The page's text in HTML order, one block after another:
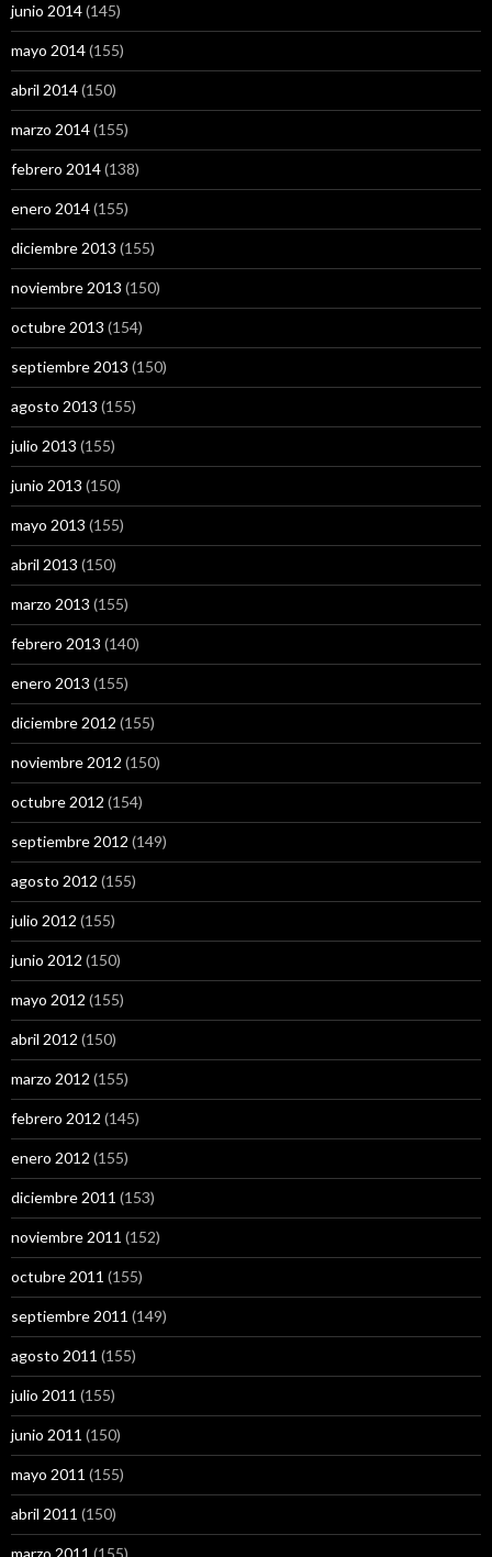
junio 2014(145)
mayo 2014(155)
abril 2014(150)
marzo 2014(155)
febrero 2014(138)
enero 2014(155)
diciembre 2013 (155)
noviembre 2013 (150)
octubre 2013 (154)
septiembre 2013 (150)
agosto 2013 (155)
julio 2013 (155)
junio 2013 (150)
mayo 2013 (155)
abril 2013 (150)
marzo 2013 (155)
febrero 2013 (140)
enero 2013 (155)
diciembre 2012 (155)
noviembre 2012 (150)
octubre 2012 (154)
septiembre 2012 (149)
agosto 2012 (155)
julio 2012 (155)
junio 2012 (150)
mayo 2012 (155)
abril 2012 (150)
marzo 2012 (155)
febrero 2012 (145)
enero 2012 (155)
diciembre 2011 (153)
noviembre 2011 (152)
octubre 2011 (155)
septiembre 2011 (149)
agosto 2011 (155)
julio 2011 (155)
junio 2011 (150)
mayo 2011 (155)
abril 2011 (150)
marzo 2011 (155)